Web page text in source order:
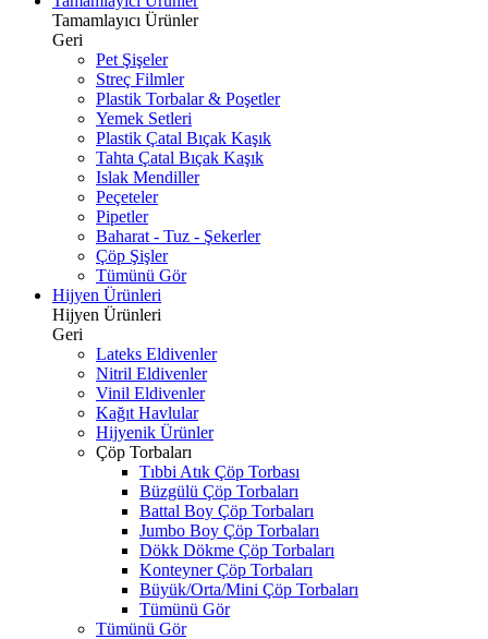
Tamamlayıcı Ürünler
Geri
Pet Şişeler
Streç Filmler
Plastik Torbalar & Poşetler
Yemek Setleri
Plastik Çatal Bıçak Kaşık
Tahta Çatal Bıçak Kaşık
Islak Mendiller
Peçeteler
Pipetler
Baharat - Tuz - Şekerler
Çöp Şişler
Tümünü Gör
Hijyen Ürünleri
Hijyen Ürünleri
Geri
Lateks Eldivenler
Nitril Eldivenler
Vinil Eldivenler
Kağıt Havlular
Hijyenik Ürünler
Çöp Torbaları
Tıbbi Atık Çöp Torbası
Büzgülü Çöp Torbaları
Battal Boy Çöp Torbaları
Jumbo Boy Çöp Torbaları
Dökk Dökme Çöp Torbaları
Konteyner Çöp Torbaları
Büyük/Orta/Mini Çöp Torbaları
Tümünü Gör
Tümünü Gör